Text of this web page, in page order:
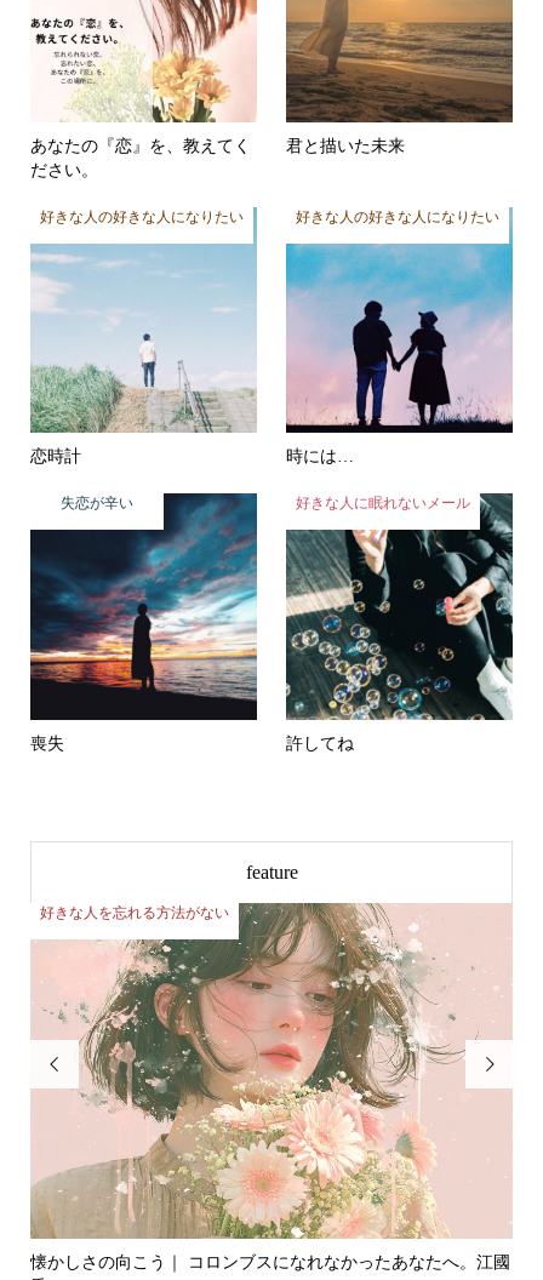
あなたの『恋』を、教えてく
ださい。
君と描いた未来
好きな人の好きな人になりたい
恋時計
好きな人の好きな人になりたい
時には…
失恋が辛い
喪失
好きな人に眠れないメール
許してね
feature

風｜ 忘れたい記憶と、忘れられない記憶の話。C.S.ルイスが...
好きな人を忘れる方法がない
